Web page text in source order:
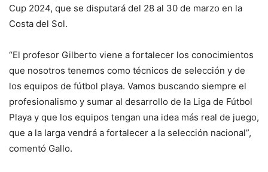
Cup 2024, que se disputará del 28 al 30 de marzo en la
Costa del Sol.
“El profesor Gilberto viene a fortalecer los conocimientos
que nosotros tenemos como técnicos de selección y de
los equipos de fútbol playa. Vamos buscando siempre el
profesionalismo y sumar al desarrollo de la Liga de Fútbol
Playa y que los equipos tengan una idea más real de juego,
que a la larga vendrá a fortalecer a la selección nacional”,
comentó Gallo.